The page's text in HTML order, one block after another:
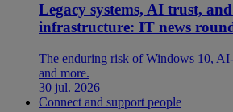
Legacy systems, AI trust,
infrastructure: IT news
The enduring risk of Windows 10,
and more.
30 jul. 2026
Connect and support people